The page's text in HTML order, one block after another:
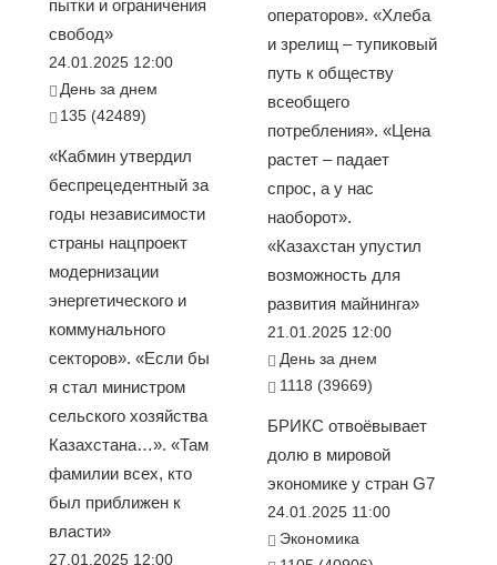
пытки и ограничения
свобод»
24.01.2025 12:00
День за днем
135 (42489)
«Кабмин утвердил
беспрецедентный за
годы независимости
страны нацпроект
модернизации
энергетического и
коммунального
секторов». «Если бы
я стал министром
сельского хозяйства
Казахстана…». «Там
фамилии всех, кто
был приближен к
власти»
27.01.2025 12:00
операторов». «Хлеба
и зрелищ – тупиковый
путь к обществу
всеобщего
потребления». «Цена
растет – падает
спрос, а у нас
наоборот».
«Казахстан упустил
возможность для
развития майнинга»
21.01.2025 12:00
День за днем
1118 (39669)
БРИКС отвоёвывает
долю в мировой
экономике у стран G7
24.01.2025 11:00
Экономика